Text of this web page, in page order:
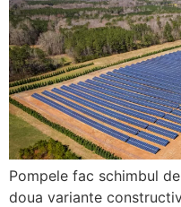
Pompele fac schimbul
doua variante